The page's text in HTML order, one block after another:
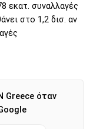
εκατ. συναλλαγές
στο 1,2 δισ. αν
Greece όταν